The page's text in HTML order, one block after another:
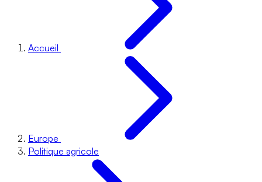
Accueil
Europe
Politique agricole